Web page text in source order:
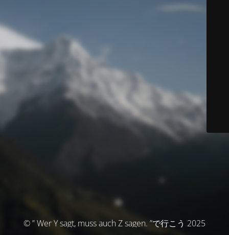
© ” Wer Y sagt, muss auch Z sagen. ”で行こう 2025